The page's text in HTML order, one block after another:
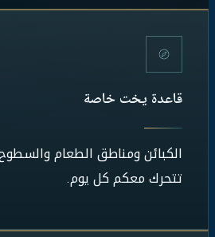
قاعدة يخت خاصة
الكبائن ومناطق الطعام
تتحرك معكم كل يوم.